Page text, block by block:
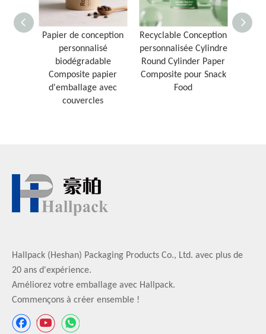
Papier de conception
personnalisé
biodégradable
Composite papier
d'emballage avec
couvercles
Recyclable Conception
personnalisée Cylindre
Round Cylinder Paper
Composite pour Snack
Food
Hallpack (Heshan) Packaging Products Co., Ltd. avec plus de
20 ans d'expérience.
Améliorez votre emballage avec Hallpack.
Commençons à créer ensemble !